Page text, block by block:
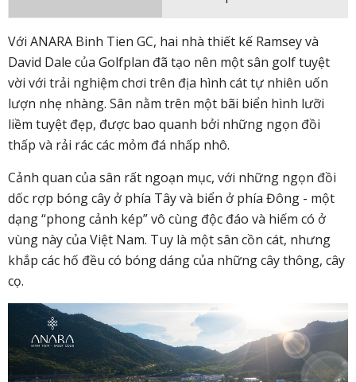
Với ANARA Binh Tien GC, hai nhà thiết kế Ramsey và
David Dale của Golfplan đã tạo nên một sân golf tuyệt
vời với trải nghiệm chơi trên địa hình cát tự nhiên uốn
lượn nhẹ nhàng. Sân nằm trên một bãi biển hình lưỡi
liềm tuyệt đẹp, được bao quanh bởi những ngọn đồi
thấp và rải rác các mỏm đá nhấp nhô.
Cảnh quan của sân rất ngoạn mục, với những ngọn đồi
dốc rợp bóng cây ở phía Tây và biển ở phía Đông - một
dạng “phong cảnh kép” vô cùng độc đáo và hiếm có ở
vùng này của Việt Nam. Tuy là một sân cồn cát, nhưng
khắp các hố đều có bóng dáng của những cây thông, cây
cọ.